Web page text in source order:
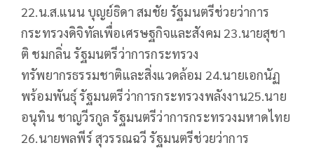
22.น.ส.แนน บุญย์ธิดา สมชัย รัฐมนตรีช่วยว่าการ
กระทรวงดิจิทัลเพื่อเศรษฐกิจและสังคม 23.นายสุชา
ติ ชมกลิ่น รัฐมนตรีว่าการกระทรวง
ทรัพยากรธรรมชาติและสิ่งแวดล้อม 24.นายเอกนัฏ
พร้อมพันธุ์ รัฐมนตรีว่าการกระทรวงพลังงาน25.นาย
อนุทิน ชาญวีรกูล รัฐมนตรีว่าการกระทรวงมหาดไทย
26.นายพลพีร์ สุวรรณฉวี รัฐมนตรีช่วยว่าการ